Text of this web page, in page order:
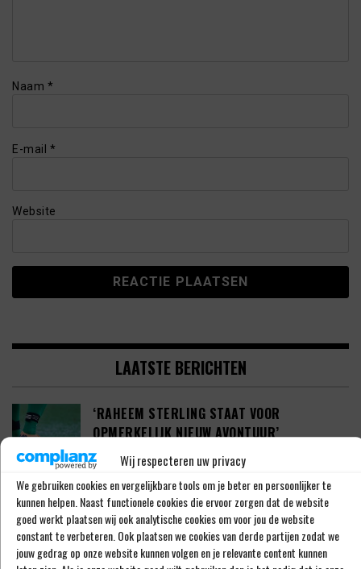
Wij respecteren uw privacy
We gebruiken cookies en vergelijkbare tools om je beter en persoonlijker te
kunnen helpen. Naast functionele cookies die ervoor zorgen dat de website
goed werkt plaatsen wij ook analytische cookies om voor jou de website
constant te verbeteren. Ook plaatsen we cookies van derde partijen zodat we
jouw gedrag op onze website kunnen volgen en je relevante content kunnen
Naam *
E-mail *
Website
LAATSTE BERICHTEN
‘RAHEEM STERLING STAAT VOOR
OPMERKELIJK NIEUW AVONTUUR’
‘SHAQUEEL VAN PERSIE BRENGT FEYENOORD
IETS EXTRA’S’